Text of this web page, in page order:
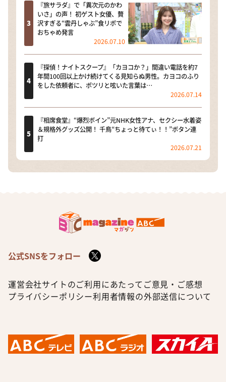
『旅サラダ』で「異次元のかわ
いさ」の声！ 初ゲスト女優、贅
沢すぎる“雲丹しゃぶ”食リポで
おちゃめ発言
2026.07.10
『探偵！ナイトスクープ』「カヨコか？」間違い電話を約7
年間100回以上かけ続けてくる見知らぬ男性。カヨコのふり
をした依頼者に、ポツリと呟いた言葉は…
2026.07.14
『相席食堂』“爆烈ボイン”元NHK女性アナ、セクシー水着姿
＆規格外グッズ公開！ 千鳥“ちょっと待てぃ！！”ボタン連
打
2026.07.21
公式SNSをフォロー
運営会社サイトのご利用にあたって ご意見・ご感想
プライバシーポリシー利用者情報の外部送信について